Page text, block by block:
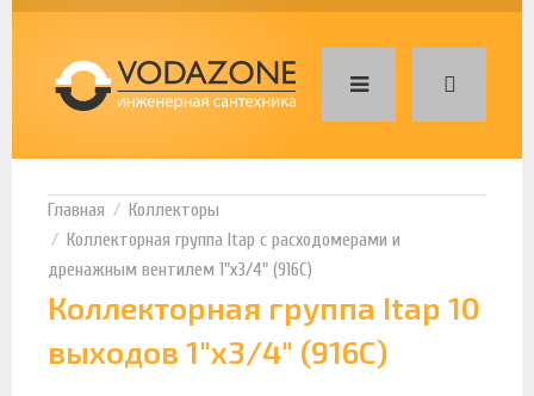
Коллекторы
Коллекторная группа Itap с расходомерами и
дренажным вентилем 1"х3/4" (916C)
Коллекторная группа Itap 10
выходов 1"х3/4" (916C)